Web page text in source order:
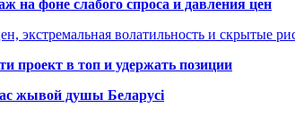
на фоне слабого спроса и давления цен
экстремальная волатильность и скрытые
проект в топ и удержать позиции
жывой душы Беларусі